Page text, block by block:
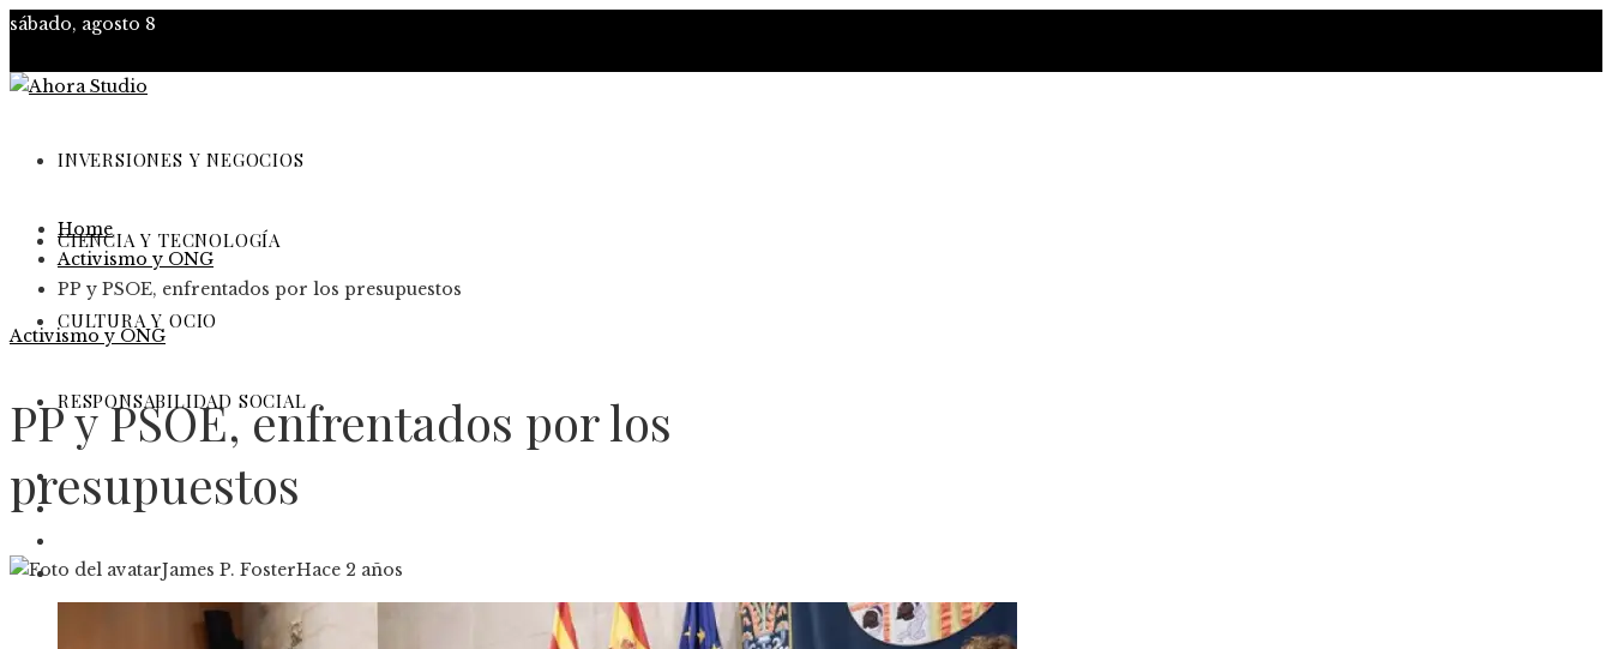
sábado, agosto 8
INVERSIONES Y NEGOCIOS
CIENCIA Y TECNOLOGÍA
CULTURA Y OCIO
RESPONSABILIDAD SOCIAL
Inversiones y negocios
Ciencia y tecnología
Responsabilidad social
Home
Activismo y ONG
PP y PSOE, enfrentados por los presupuestos
Activismo y ONG
PP y PSOE, enfrentados por los
presupuestos
James P. FosterHace 2 años